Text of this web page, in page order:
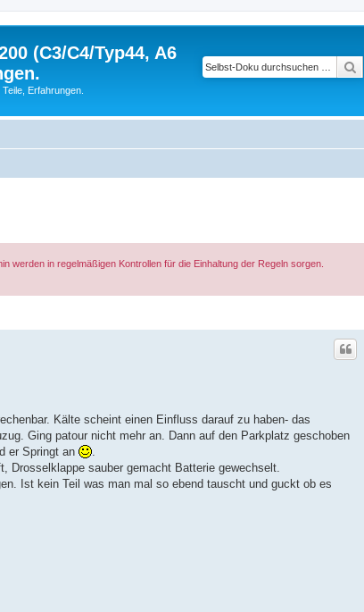
(C3/C4/Typ44, A6
Erfahrungen.
werden in regelmäßigen Kontrollen für die Einhaltung der Regeln sorgen.
Kälte scheint einen Einfluss darauf zu haben- das
Ging patour nicht mehr an. Dann auf den Parkplatz geschoben
er Springt an
.
Drosselklappe sauber gemacht Batterie gewechselt.
Ist kein Teil was man mal so ebend tauscht und guckt ob es